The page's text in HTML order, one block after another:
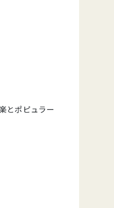
とポピュラー